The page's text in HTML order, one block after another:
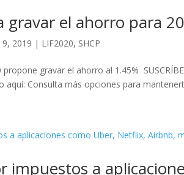
gravar el ahorro para
9, 2019 | LIF2020, SHCP
gravar el ahorro al 1.45%
aquí: Consulta más opciones para
impuestos a